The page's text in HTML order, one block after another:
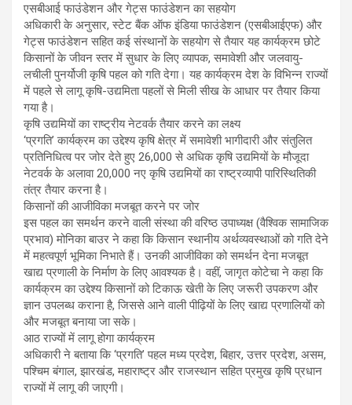
एसबीआई फाउंडेशन और गेट्स फाउंडेशन का सहयोग
अधिकारी के अनुसार, स्टेट बैंक ऑफ इंडिया फाउंडेशन (एसबीआईएफ) और
गेट्स फाउंडेशन सहित कई संस्थानों के सहयोग से तैयार यह कार्यक्रम छोटे
किसानों के जीवन स्तर में सुधार के लिए व्यापक, समावेशी और जलवायु-
लचीली पुनर्योजी कृषि पहल को गति देगा। यह कार्यक्रम देश के विभिन्न राज्यों
में पहले से लागू कृषि-उद्यमिता पहलों से मिली सीख के आधार पर तैयार किया
गया है।
कृषि उद्यमियों का राष्ट्रीय नेटवर्क तैयार करने का लक्ष्य
‘प्रगति’ कार्यक्रम का उद्देश्य कृषि क्षेत्र में समावेशी भागीदारी और संतुलित
प्रतिनिधित्व पर जोर देते हुए 26,000 से अधिक कृषि उद्यमियों के मौजूदा
नेटवर्क के अलावा 20,000 नए कृषि उद्यमियों का राष्ट्रव्यापी पारिस्थितिकी
तंत्र तैयार करना है।
किसानों की आजीविका मजबूत करने पर जोर
इस पहल का समर्थन करने वाली संस्था की वरिष्ठ उपाध्यक्ष (वैश्विक सामाजिक
प्रभाव) मोनिका बाउर ने कहा कि किसान स्थानीय अर्थव्यवस्थाओं को गति देने
में महत्वपूर्ण भूमिका निभाते हैं। उनकी आजीविका को समर्थन देना मजबूत
खाद्य प्रणाली के निर्माण के लिए आवश्यक है। वहीं, जागृत कोटेचा ने कहा कि
कार्यक्रम का उद्देश्य किसानों को टिकाऊ खेती के लिए जरूरी उपकरण और
ज्ञान उपलब्ध कराना है, जिससे आने वाली पीढ़ियों के लिए खाद्य प्रणालियों को
और मजबूत बनाया जा सके।
आठ राज्यों में लागू होगा कार्यक्रम
अधिकारी ने बताया कि ‘प्रगति’ पहल मध्य प्रदेश, बिहार, उत्तर प्रदेश, असम,
पश्चिम बंगाल, झारखंड, महाराष्ट्र और राजस्थान सहित प्रमुख कृषि प्रधान
राज्यों में लागू की जाएगी।